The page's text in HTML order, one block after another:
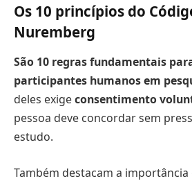
Os 10 princípios do
Nuremberg
São 10 regras fundamentais
participantes humanos em
deles exigeconsentimento
pessoa deve concordar sem
estudo.
Também destacam a importância